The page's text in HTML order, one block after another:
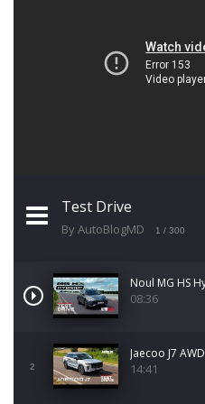
Test Drive
By AutoBlogMD 1 / 300
Noul MG HS
08:36
2
Jaecoo J7
14:41